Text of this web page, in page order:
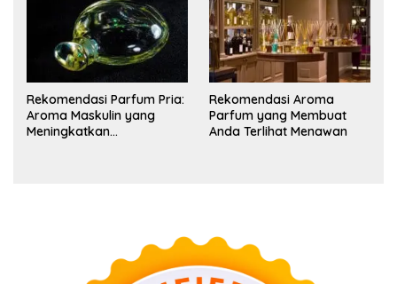
Rekomendasi Parfum Pria:
Aroma Maskulin yang
Meningkatkan
Rekomendasi Aroma
Parfum yang Membuat
Anda Terlihat Menawan